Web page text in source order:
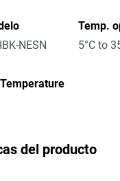
NESN
Temp.
5°C to
del producto